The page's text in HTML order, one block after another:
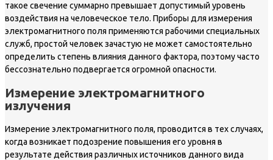
такое свечение суммарно превышает допустимый уровень
воздействия на человеческое тело. Приборы для измерения
электромагнитного поля применяются рабочими специальных
служб, простой человек зачастую не может самостоятельно
определить степень влияния данного фактора, поэтому часто
бессознательно подвергается огромной опасности.
Измерение электромагнитного
излучения
Измерение электромагнитного поля, проводится в тех случаях,
когда возникает подозрение повышения его уровня в
результате действия различных источников данного вида